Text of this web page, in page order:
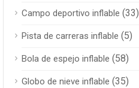
Campo deportivo inflable (33)
Pista de carreras inflable (5)
Bola de espejo inflable (58)
Globo de nieve inflable (35)